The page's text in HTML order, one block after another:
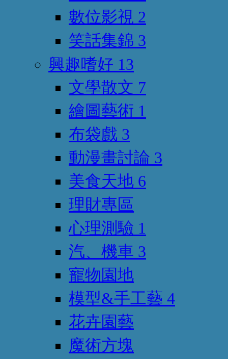
數位影視 2
笑話集錦 3
興趣嗜好 13
文學散文 7
繪圖藝術 1
布袋戲 3
動漫畫討論 3
美食天地 6
理財專區
心理測驗 1
汽、機車 3
寵物園地
模型&手工藝 4
花卉園藝
魔術方塊